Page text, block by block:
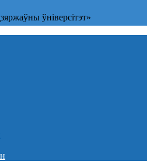
ўніверсітэт»